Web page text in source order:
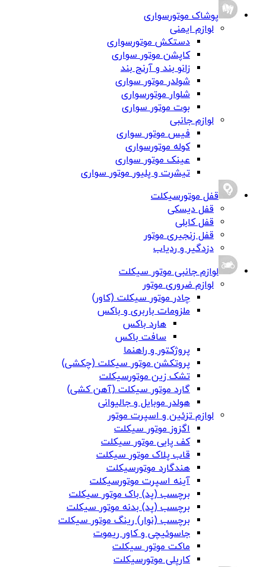
پوشاک موتورسواری
لوازم ایمنی
دستکش موتورسواری
کاپشن موتور سواری
زانو بند و آرنج بند
شولدر موتور سواری
شلوار موتورسواری
بوت موتور سواری
لوازم جانبی
فیس موتور سواری
کوله موتورسواری
عینک موتور سواری
تیشرت و پلیور موتور سواری
قفل موتورسیکلت
قفل دیسکی
قفل کابلی
قفل زنجیری موتور
دزدگیر و ردیاب
لوازم جانبی موتور سیکلت
لوازم ضروری موتور
چادر موتور سیکلت (کاور)
ملزومات باربری و باکس
هارد باکس
سافت باکس
پروژکتور و راهنما
پروتکشن موتور سیکلت (چکشی)
تشک زین موتورسیکلت
گارد موتور سیکلت (آهن کشی)
هولدر موبایل و جالیوانی
لوازم تزئین و اسپرت موتور
اگزوز موتور سیکلت
کف پایی موتور سیکلت
قاب پلاک موتور سیکلت
هندگارد موتورسیکلت
آینه اسپرت موتورسیکلت
برچسب (پد) باک موتور سیکلت
برچسب (پد) بدنه موتور سیکلت
برچسب (نوار) رینگ موتور سیکلت
جاسوئیچی و کاور ریموت
ماکت موتور سیکلت
کارپلی موتورسیکلت